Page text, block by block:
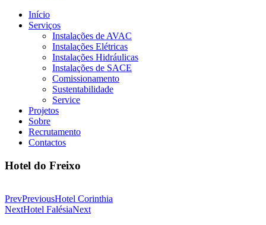
Início
Serviços
Instalações de AVAC
Instalações Elétricas
Instalações Hidráulicas
Instalações de SACE
Comissionamento
Sustentabilidade
Service
Projetos
Sobre
Recrutamento
Contactos
Hotel do Freixo
PrevPreviousHotel Corinthia
NextHotel FalésiaNext